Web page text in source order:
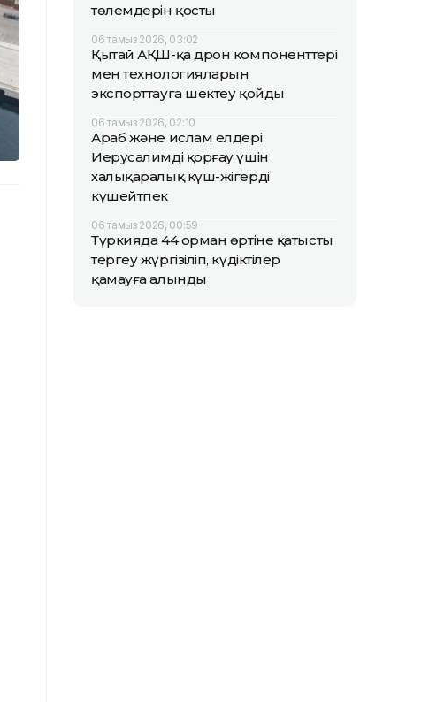
төлемдерін қосты
06 тамыз 2026, 03:02
Қытай АҚШ-қа дрон компоненттері
мен технологияларын
экспорттауға шектеу қойды
06 тамыз 2026, 02:10
Араб және ислам елдері
Иерусалимді қорғау үшін
халықаралық күш-жігерді
күшейтпек
06 тамыз 2026, 00:59
Түркияда 44 орман өртіне қатысты
тергеу жүргізіліп, күдіктілер
қамауға алынды